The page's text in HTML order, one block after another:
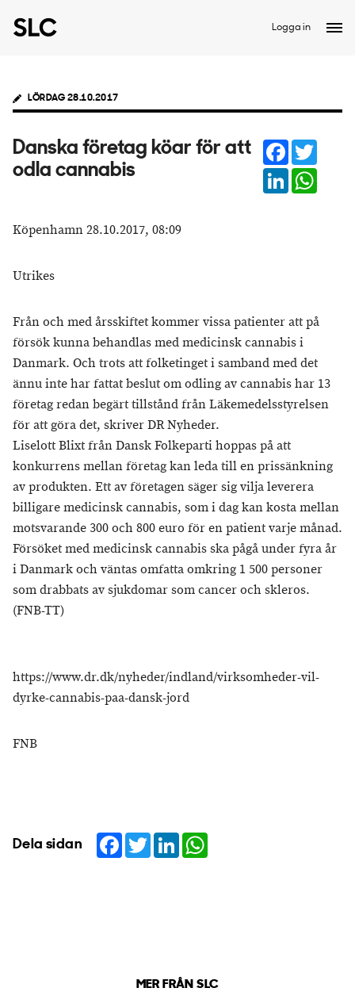
Logga in
LÖRDAG 28.10.2017
Danska företag köar för att
odla cannabis
Facebook
LinkedIn
Köpenhamn 28.10.2017, 08:09
Utrikes
Från och med årsskiftet kommer vissa patienter att på
försök kunna behandlas med medicinsk cannabis i
Danmark. Och trots att folketinget i samband med det
ännu inte har fattat beslut om odling av cannabis har 13
företag redan begärt tillstånd från Läkemedelsstyrelsen
för att göra det, skriver DR Nyheder.
Liselott Blixt från Dansk Folkeparti hoppas på att
konkurrens mellan företag kan leda till en prissänkning
av produkten. Ett av företagen säger sig vilja leverera
billigare medicinsk cannabis, som i dag kan kosta mellan
motsvarande 300 och 800 euro för en patient varje månad.
Försöket med medicinsk cannabis ska pågå under fyra år
i Danmark och väntas omfatta omkring 1 500 personer
som drabbats av sjukdomar som cancer och skleros.
(FNB-TT)
https://www.dr.dk/nyheder/indland/virksomheder-vil-
dyrke-cannabis-paa-dansk-jord
FNB
Dela sidan Facebook
TwitterLinkedIn
MER FRÅN SLC